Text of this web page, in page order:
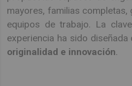
mayores, familias
equipos de trabajo. La
experiencia ha sido
originalidad e innovación.